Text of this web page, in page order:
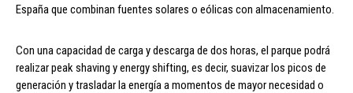
España que combinan fuentes solares o eólicas con almacenamiento.
Con una capacidad de carga y descarga de dos horas, el parque podrá
realizar peak shaving y energy shifting, es decir, suavizar los picos de
generación y trasladar la energía a momentos de mayor necesidad o